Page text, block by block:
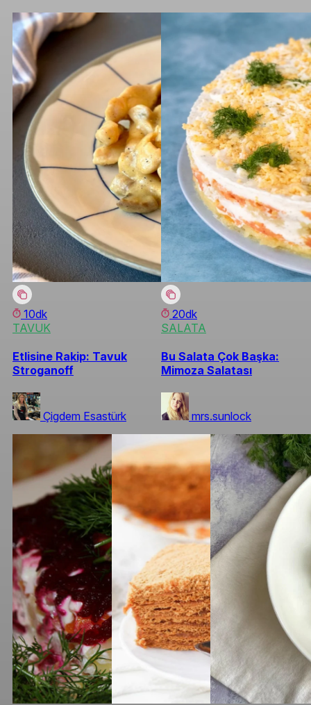
10dk
TAVUK
Etlisine Rakip: Tavuk
Stroganoff
Çigdem Esastürk
20dk
SALATA
Bu Salata Çok Başka:
Mimoza Salatası
mrs.sunlock